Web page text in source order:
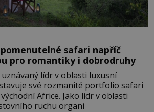
safari napříč
pro romantiky i dobrodruhy
lídr v oblasti luxusní
své rozmanité portfolio safari
Africe. Jako lídr v oblasti
ruchu organi